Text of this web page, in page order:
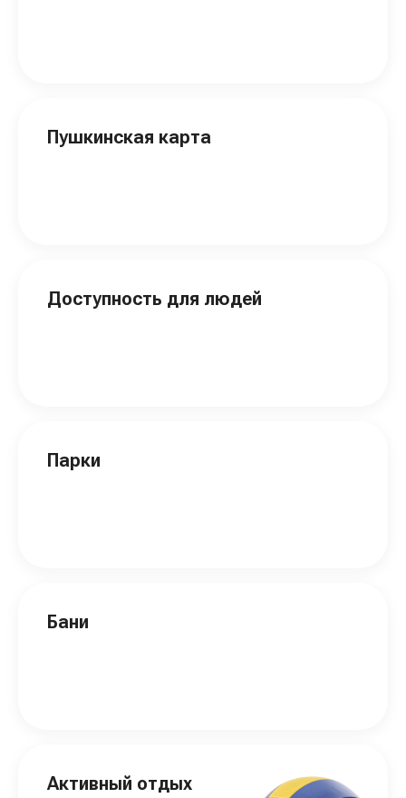
Пушкинская карта
Доступность для людей
Парки
Бани
Активный отдых